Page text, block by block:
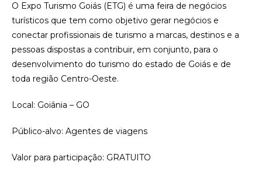
O Expo Turismo Goiás (ETG) é uma feira de negócios
turísticos que tem como objetivo gerar negócios e
conectar profissionais de turismo a marcas, destinos e a
pessoas dispostas a contribuir, em conjunto, para o
desenvolvimento do turismo do estado de Goiás e de
toda região Centro-Oeste.
Local: Goiânia – GO
Público-alvo: Agentes de viagens
Valor para participação: GRATUITO